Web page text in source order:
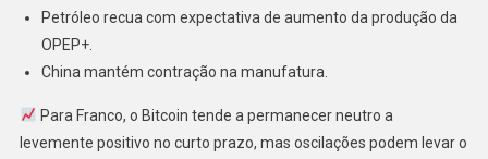
Petróleo recua com expectativa de aumento da produção da
OPEP+.
China mantém contração na manufatura.
Para Franco, o Bitcoin tende a permanecer neutro a
levemente positivo no curto prazo, mas oscilações podem levar o